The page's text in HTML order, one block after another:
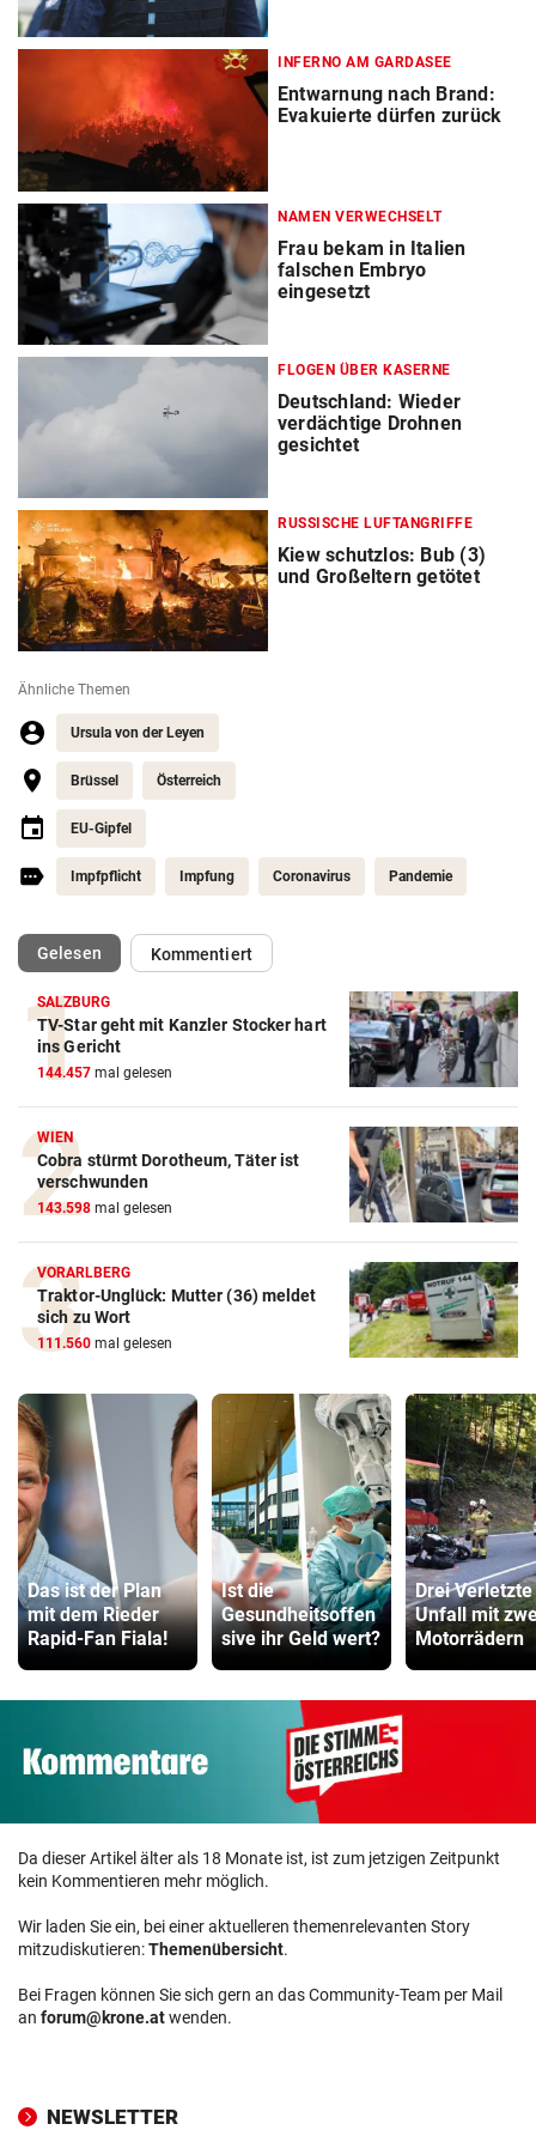
INFERNO AM GARDASEE
Entwarnung nach Brand:
Evakuierte dürfen zurück
NAMEN VERWECHSELT
Frau bekam in Italien
falschen Embryo
eingesetzt
FLOGEN ÜBER KASERNE
Deutschland: Wieder
verdächtige Drohnen
gesichtet
RUSSISCHE LUFTANGRIFFE
Kiew schutzlos: Bub (3)
und Großeltern getötet
Ähnliche Themen
Ursula von der Leyen
Brüssel Österreich
EU-Gipfel
Impfpflicht Impfung Coronavirus Pandemie
Gelesen(ausgewählt)Kommentiert
SALZBURG
TV-Star geht mit Kanzler Stocker hart
ins Gericht
144.457 mal gelesen
WIEN
Cobra stürmt Dorotheum, Täter ist
verschwunden
143.598 mal gelesen
VORARLBERG
Traktor-Unglück: Mutter (36) meldet
sich zu Wort
111.560 mal gelesen
Das ist der Plan
mit dem Rieder
Rapid-Fan Fiala!
Ist die
Gesundheitsoffen
sive ihr Geld wert?
Drei
Unfall mit
Motorrädern
Da dieser Artikel älter als 18 Monate ist, ist zum jetzigen Zeitpunkt
kein Kommentieren mehr möglich.
Wir laden Sie ein, bei einer aktuelleren themenrelevanten Story
mitzudiskutieren:Themenübersicht.
Bei Fragen können Sie sich gern an das Community-Team per Mail
an forum@krone.atwenden.
NEWSLETTER